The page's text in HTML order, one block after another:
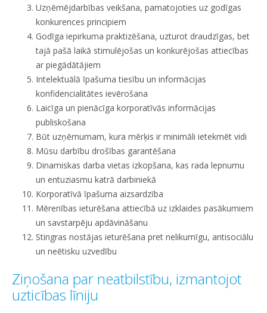
Uzņēmējdarbības veikšana, pamatojoties uz godīgas
konkurences principiem
Godīga iepirkuma praktizēšana, uzturot draudzīgas, bet
tajā pašā laikā stimulējošas un konkurējošas attiecības
ar piegādātājiem
Intelektuālā īpašuma tiesību un informācijas
konfidencialitātes ievērošana
Laicīga un pienācīga korporatīvās informācijas
publiskošana
Būt uzņēmumam, kura mērķis ir minimāli ietekmēt vidi
Mūsu darbību drošības garantēšana
Dinamiskas darba vietas izkopšana, kas rada lepnumu
un entuziasmu katrā darbiniekā
Korporatīvā īpašuma aizsardzība
Mērenības ieturēšana attiecībā uz izklaides pasākumiem
un savstarpēju apdāvināšanu
Stingras nostājas ieturēšana pret nelikumīgu, antisociālu
un neētisku uzvedību
Ziņošana par neatbilstību, izmantojot
uzticības līniju